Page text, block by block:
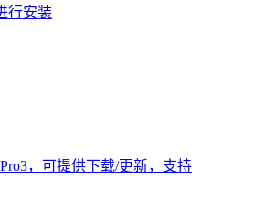
行安装
，可提供下载/更新，支持